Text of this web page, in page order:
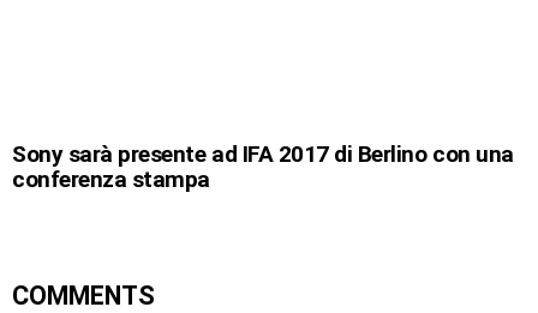
Sony sarà presente ad IFA 2017 di Berlino con una
conferenza stampa
COMMENTS